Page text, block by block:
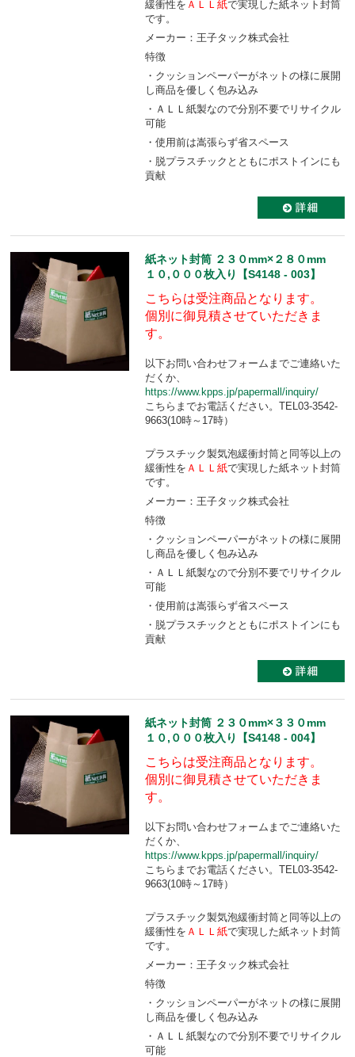
緩衝性を ＡＬＬ紙で実現した紙ネット封筒
です。
メーカー：王子タック株式会社
特徴
・クッションペーパーがネットの様に展開
し商品を優しく包み込み
・ＡＬＬ紙製なので分別不要でリサイクル
可能
・使用前は嵩張らず省スペース
・脱プラスチックとともにポストインにも
貢献
紙ネット封筒 ２３０mm×２８０mm
１０,０００枚入り【S4148 - 003】
こちらは受注商品となります。
個別に御見積させていただきま
す。
以下お問い合わせフォームまでご連絡いた
だくか、
https://www.kpps.jp/papermall/inquiry/
こちらまでお電話ください。TEL03-3542-
9663(10時～17時）
プラスチック製気泡緩衝封筒と同等以上の
緩衝性を ＡＬＬ紙で実現した紙ネット封筒
です。
メーカー：王子タック株式会社
特徴
・クッションペーパーがネットの様に展開
し商品を優しく包み込み
・ＡＬＬ紙製なので分別不要でリサイクル
可能
・使用前は嵩張らず省スペース
・脱プラスチックとともにポストインにも
貢献
紙ネット封筒 ２３０mm×３３０mm
１０,０００枚入り【S4148 - 004】
こちらは受注商品となります。
個別に御見積させていただきま
す。
以下お問い合わせフォームまでご連絡いた
だくか、
https://www.kpps.jp/papermall/inquiry/
こちらまでお電話ください。TEL03-3542-
9663(10時～17時）
プラスチック製気泡緩衝封筒と同等以上の
緩衝性を ＡＬＬ紙で実現した紙ネット封筒
です。
メーカー：王子タック株式会社
特徴
・クッションペーパーがネットの様に展開
し商品を優しく包み込み
・ＡＬＬ紙製なので分別不要でリサイクル
可能